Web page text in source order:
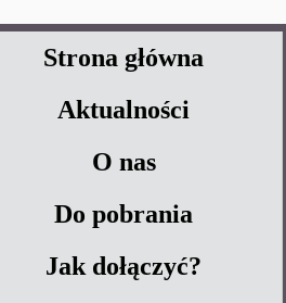
Strona główna
Aktualności
O nas
Do pobrania
Jak dołączyć?